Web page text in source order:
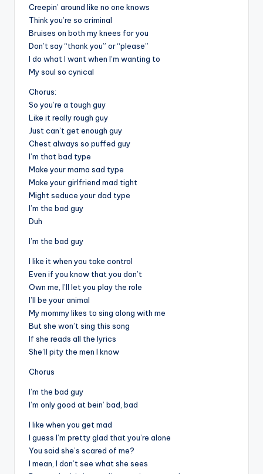
Creepin’ around like no one knows
Think you’re so criminal
Bruises on both my knees for you
Don’t say “thank you” or “please”
I do what I want when I’m wanting to
My soul so cynical
Chorus:
So you’re a tough guy
Like it really rough guy
Just can’t get enough guy
Chest always so puffed guy
I’m that bad type
Make your mama sad type
Make your girlfriend mad tight
Might seduce your dad type
I’m the bad guy
Duh
I’m the bad guy
I like it when you take control
Even if you know that you don’t
Own me, I’ll let you play the role
I’ll be your animal
My mommy likes to sing along with me
But she won’t sing this song
If she reads all the lyrics
She’ll pity the men I know
Chorus
I’m the bad guy
I’m only good at bein’ bad, bad
I like when you get mad
I guess I’m pretty glad that you’re alone
You said she’s scared of me?
I mean, I don’t see what she sees